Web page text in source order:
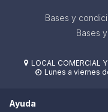
Bases y
Bases
 LOCAL COMERCIAL
 Lunes a viernes
Ayuda